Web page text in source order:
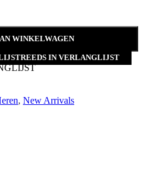
WINKELWAGEN
REEDS IN VERLANGLIJST
, New Arrivals